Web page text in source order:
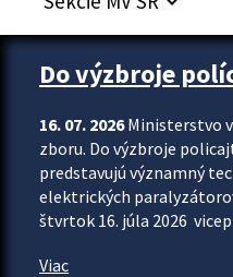
Zastavit automatický posun
Do výzbroje
16. 07. 2026Ministerstvo
zboru. Do výzbroje
predstavujú významný
elektrických
štvrtok 16. júla 2026
Viac